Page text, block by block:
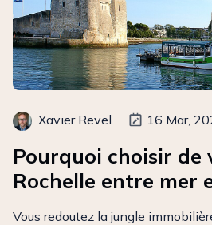
Xavier Revel 16 Mar,
Pourquoi choisir de
Rochelle entre mer
Vous redoutez la jungle